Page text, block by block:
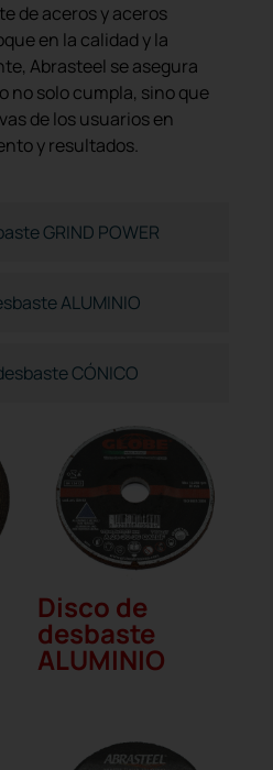
GRIND POWER
ALUMINIO
CÓNICO
de aceros y aceros
en la calidad y la
Abrasteel se asegura
no solo cumpla, sino que
de los usuarios en
y resultados.
Disco de
desbaste
ALUMINIO